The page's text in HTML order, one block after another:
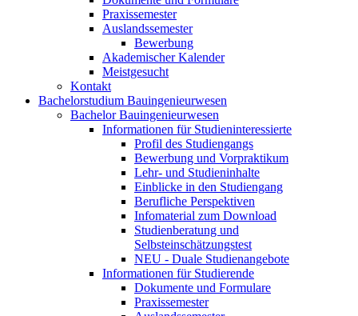
Praxissemester
Auslandssemester
Bewerbung
Akademischer Kalender
Meistgesucht
Kontakt
Bachelorstudium Bauingenieurwesen
Bachelor Bauingenieurwesen
Informationen für Studieninteressierte
Profil des Studiengangs
Bewerbung und Vorpraktikum
Lehr- und Studieninhalte
Einblicke in den Studiengang
Berufliche Perspektiven
Infomaterial zum Download
Studienberatung und
Selbsteinschätzungstest
NEU - Duale Studienangebote
Informationen für Studierende
Dokumente und Formulare
Praxissemester